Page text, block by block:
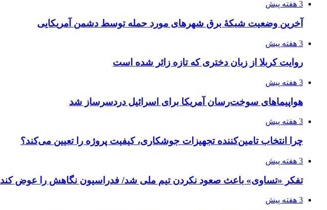
3 هفته پیش
آخرین وضعیت شبکۀ برق شهرهای مورد حمله توسط دشمن آمریکایی
3 هفته پیش
روایت کربلا از زبان دختری که تازه زائر شده است
3 هفته پیش
هواپیماهای سوخت‌رسان آمریکا برای اسرائیل دردسرساز شد
3 هفته پیش
چرا انتخاب تامین‌کننده تجهیزات جوشکاری، کیفیت پروژه را تعیین می‌کند؟
3 هفته پیش
تفکر «تساوی» باعث صعود نکردن تیم ملی شد/ فدراسیون نگاهش را عوض کند
3 هفته پیش